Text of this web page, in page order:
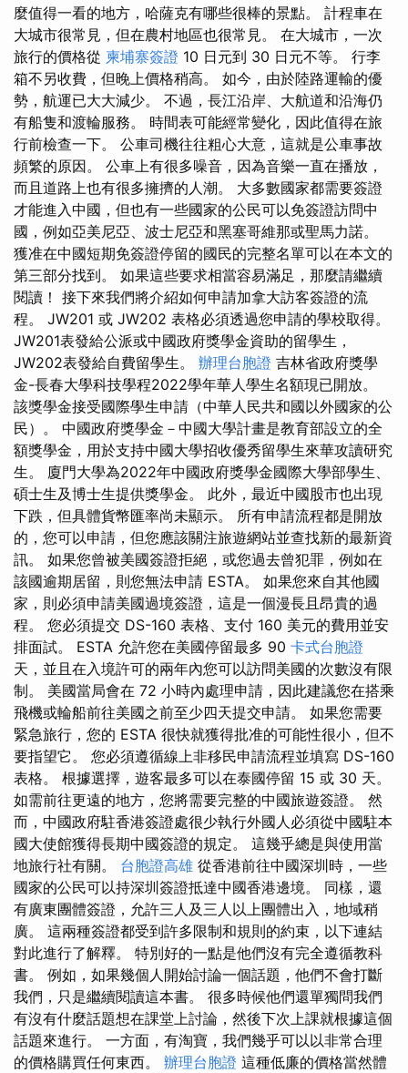
麼值得一看的地方，哈薩克有哪些很棒的景點。 計程車在
大城市很常見，但在農村地區也很常見。 在大城市，一次
旅行的價格從 柬埔寨簽證 10 日元到 30 日元不等。 行李
箱不另收費，但晚上價格稍高。 如今，由於陸路運輸的優
勢，航運已大大減少。 不過，長江沿岸、大航道和沿海仍
有船隻和渡輪服務。 時間表可能經常變化，因此值得在旅
行前檢查一下。 公車司機往往粗心大意，這就是公車事故
頻繁的原因。 公車上有很多噪音，因為音樂一直在播放，
而且道路上也有很多擁擠的人潮。 大多數國家都需要簽證
才能進入中國，但也有一些國家的公民可以免簽證訪問中
國，例如亞美尼亞、波士尼亞和黑塞哥維那或聖馬力諾。
獲准在中國短期免簽證停留的國民的完整名單可以在本文的
第三部分找到。 如果這些要求相當容易滿足，那麼請繼續
閱讀！ 接下來我們將介紹如何申請加拿大訪客簽證的流
程。 JW201 或 JW202 表格必須透過您申請的學校取得。
JW201表發給公派或中國政府獎學金資助的留學生，
JW202表發給自費留學生。 辦理台胞證 吉林省政府獎學
金-長春大學科技學程2022學年華人學生名額現已開放。
該獎學金接受國際學生申請（中華人民共和國以外國家的公
民）。 中國政府獎學金－中國大學計畫是教育部設立的全
額獎學金，用於支持中國大學招收優秀留學生來華攻讀研究
生。 廈門大學為2022年中國政府獎學金國際大學部學生、
碩士生及博士生提供獎學金。 此外，最近中國股市也出現
下跌，但具體貨幣匯率尚未顯示。 所有申請流程都是開放
的，您可以申請，但您應該關注旅遊網站並查找新的最新資
訊。 如果您曾被美國簽證拒絕，或您過去曾犯罪，例如在
該國逾期居留，則您無法申請 ESTA。 如果您來自其他國
家，則必須申請美國過境簽證，這是一個漫長且昂貴的過
程。 您必須提交 DS-160 表格、支付 160 美元的費用並安
排面試。 ESTA 允許您在美國停留最多 90 卡式台胞證
天，並且在入境許可的兩年內您可以訪問美國的次數沒有限
制。 美國當局會在 72 小時內處理申請，因此建議您在搭乘
飛機或輪船前往美國之前至少四天提交申請。 如果您需要
緊急旅行，您的 ESTA 很快就獲得批准的可能性很小，但不
要指望它。 您必須遵循線上非移民申請流程並填寫 DS-160
表格。 根據選擇，遊客最多可以在泰國停留 15 或 30 天。
如需前往更遠的地方，您將需要完整的中國旅遊簽證。 然
而，中國政府駐香港簽證處很少執行外國人必須從中國駐本
國大使館獲得長期中國簽證的規定。 這幾乎總是與使用當
地旅行社有關。 台胞證高雄 從香港前往中國深圳時，一些
國家的公民可以持深圳簽證抵達中國香港邊境。 同樣，還
有廣東團體簽證，允許三人及三人以上團體出入，地域稍
廣。 這兩種簽證都受到許多限制和規則的約束，以下連結
對此進行了解釋。 特別好的一點是他們沒有完全遵循教科
書。 例如，如果幾個人開始討論一個話題，他們不會打斷
我們，只是繼續閱讀這本書。 很多時候他們還單獨問我們
有沒有什麼話題想在課堂上討論，然後下次上課就根據這個
話題來進行。 一方面，有淘寶，我們幾乎可以以非常合理
的價格購買任何東西。 辦理台胞證 這種低廉的價格當然體